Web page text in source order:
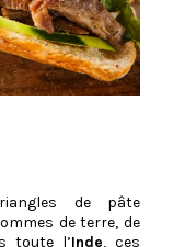
de pâte
de terre, de
toute l’Inde, ces